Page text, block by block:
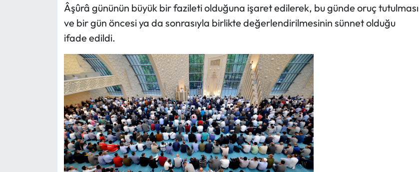
Âşûrâ gününün büyük bir fazileti olduğuna işaret edilerek, bu günde oruç tutulması
ve bir gün öncesi ya da sonrasıyla birlikte değerlendirilmesinin sünnet olduğu
ifade edildi.